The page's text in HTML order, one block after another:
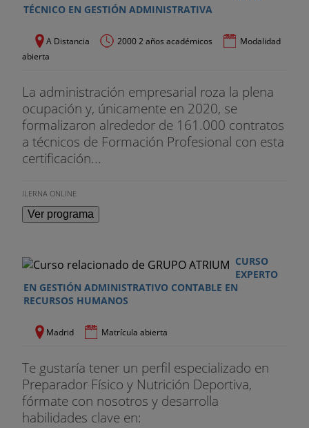
TÉCNICO EN GESTIÓN ADMINISTRATIVA
A Distancia 2000 2 años académicos
Modalidad
abierta
La administración empresarial roza la plena
ocupación y, únicamente en 2020, se
formalizaron alrededor de 161.000 contratos
a técnicos de Formación Profesional con esta
certificación...
ILERNA ONLINE
Ver programa
CURSO
EXPERTO
EN GESTIÓN ADMINISTRATIVO CONTABLE EN
RECURSOS HUMANOS
Madrid Matrícula abierta
Te gustaría tener un perfil especializado en
Preparador Físico y Nutrición Deportiva,
fórmate con nosotros y desarrolla
habilidades clave en: